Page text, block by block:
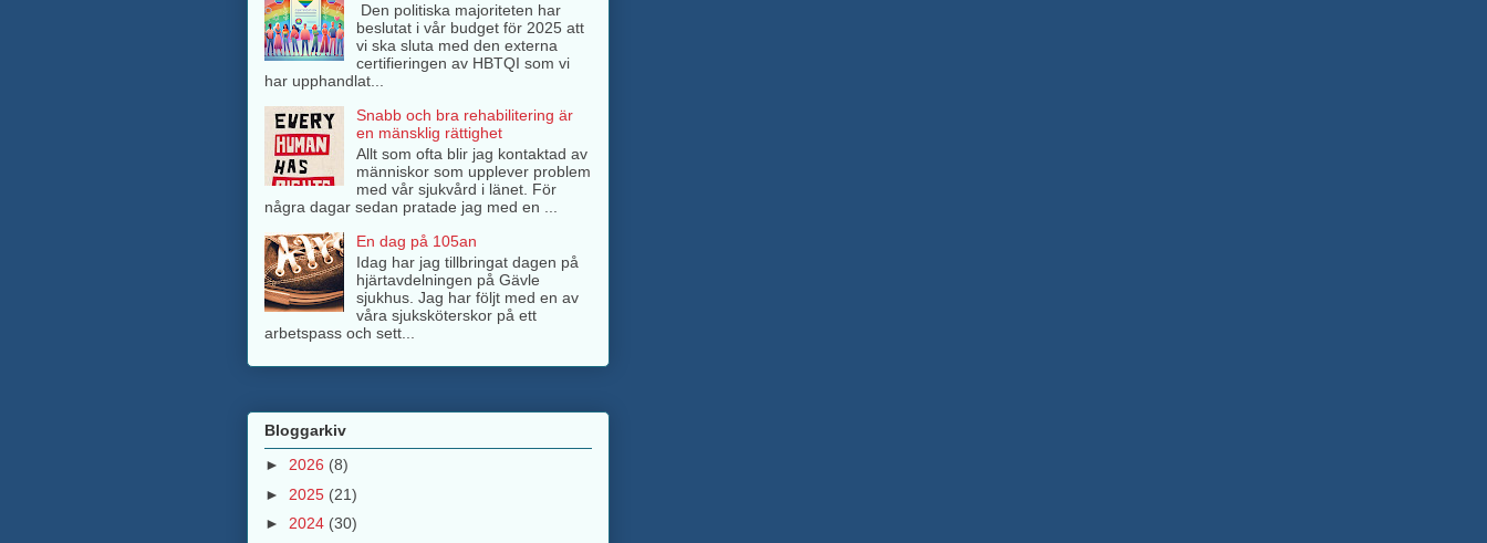
Den politiska majoriteten har
beslutat i vår budget för 2025 att
vi ska sluta med den externa
certifieringen av HBTQI som vi
har upphandlat...
Snabb och bra rehabilitering är
en mänsklig rättighet
Allt som ofta blir jag kontaktad av
människor som upplever problem
med vår sjukvård i länet. För
några dagar sedan pratade jag med en ...
En dag på 105an
Idag har jag tillbringat dagen på
hjärtavdelningen på Gävle
sjukhus. Jag har följt med en av
våra sjuksköterskor på ett
arbetspass och sett...
Bloggarkiv
► 2026 (8)
► 2025 (21)
► 2024 (30)